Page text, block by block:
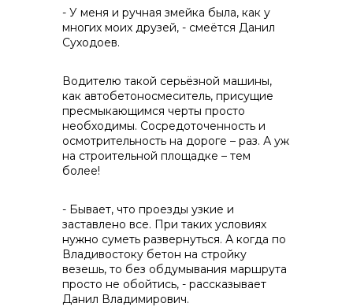
- У меня и ручная змейка была, как у
многих моих друзей, - смеётся Данил
Суходоев.
Водителю такой серьёзной машины,
как автобетоносмеситель, присущие
пресмыкающимся черты просто
необходимы. Сосредоточенность и
осмотрительность на дороге – раз. А уж
на строительной площадке – тем
более!
- Бывает, что проезды узкие и
заставлено все. При таких условиях
нужно суметь развернуться. А когда по
Владивостоку бетон на стройку
везешь, то без обдумывания маршрута
просто не обойтись, - рассказывает
Данил Владимирович.